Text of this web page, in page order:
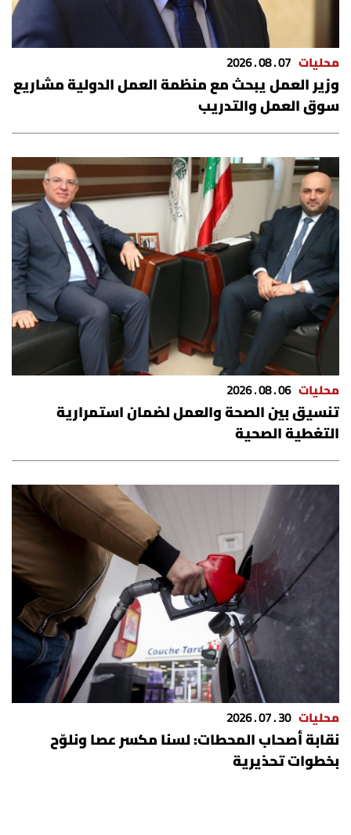
من نحن
للتواصل معنا
شروط الاستخدام
Digital solutions by
محليات 07 . 08 . 2026
وزير العمل يبحث مع منظمة العمل الدولية مشاريع
سوق العمل والتدريب
محليات 06 . 08 . 2026
تنسيق بين الصحة والعمل لضمان استمرارية
التغطية الصحية
محليات 30 . 07 . 2026
نقابة أصحاب المحطات: لسنا مكسر عصا ونلوّح
بخطوات تحذيرية